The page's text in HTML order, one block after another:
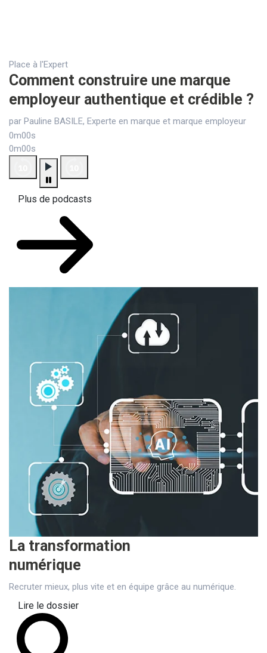
Place à l'Expert
Comment construire une marque
employeur authentique et crédible ?
par Pauline BASILE, Experte en marque et marque employeur
0m00s
0m00s
Plus de podcasts
La transformation
numérique
Recruter mieux, plus vite et en équipe grâce au numérique.
Lire le dossier